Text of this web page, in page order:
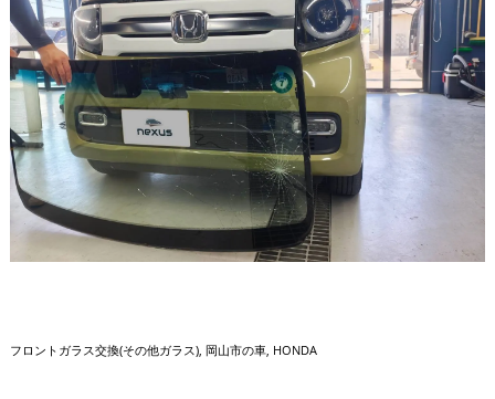
フロントガラス交換(その他ガラス) 岡山市の車 HONDA